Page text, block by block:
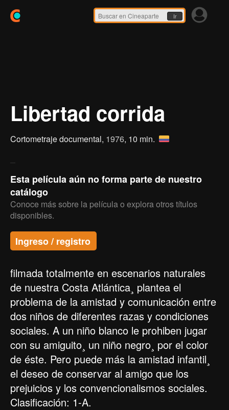
Ir
Libertad corrida
Cortometraje documental, 1976, 10 min.
Esta película aún no forma parte de nuestro
catálogo
Conoce más sobre la película o explora otros títulos
disponibles.
Ingreso / registro
filmada totalmente en escenarios naturales
de nuestra Costa Atlántica¸ plantea el
problema de la amistad y comunicación entre
dos niños de diferentes razas y condiciones
sociales. A un niño blanco le prohiben jugar
con su amiguito¸ un niño negro¸ por el color
de éste. Pero puede más la amistad infantil¸
el deseo de conservar al amigo que los
prejuicios y los convencionalismos sociales.
Clasificación: 1-A.